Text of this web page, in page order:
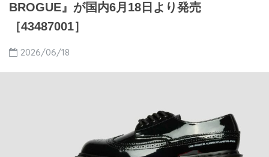
BROGUE』が国内6月18日より発売
［43487001］
2026/06/18